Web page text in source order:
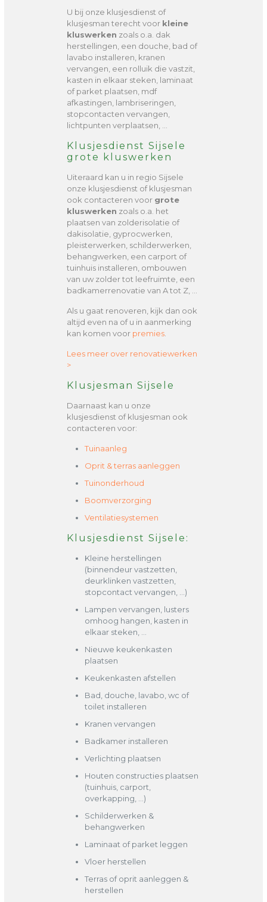
U bij onze klusjesdienst of
klusjesman terecht voor kleine
kluswerken zoals o.a. dak
herstellingen, een douche, bad of
lavabo installeren, kranen
vervangen, een rolluik die vastzit,
kasten in elkaar steken, laminaat
of parket plaatsen, mdf
afkastingen, lambriseringen,
stopcontacten vervangen,
lichtpunten verplaatsen, …
Klusjesdienst Sijsele
grote kluswerken
Uiteraard kan u in regio Sijsele
onze klusjesdienst of klusjesman
ook contacteren voor grote
kluswerken zoals o.a. het
plaatsen van zolderisolatie of
dakisolatie, gyprocwerken,
pleisterwerken, schilderwerken,
behangwerken, een carport of
tuinhuis installeren, ombouwen
van uw zolder tot leefruimte, een
badkamerrenovatie van A tot Z, …
Als u gaat renoveren, kijk dan ook
altijd even na of u in aanmerking
kan komen voor premies.
Lees meer over renovatiewerken
>
Klusjesman Sijsele
Daarnaast kan u onze
klusjesdienst of klusjesman ook
contacteren voor:
Tuinaanleg
Oprit & terras aanleggen
Tuinonderhoud
Boomverzorging
Ventilatiesystemen
Klusjesdienst Sijsele:
Kleine herstellingen
(binnendeur vastzetten,
deurklinken vastzetten,
stopcontact vervangen, …)
Lampen vervangen, lusters
omhoog hangen, kasten in
elkaar steken, …
Nieuwe keukenkasten
plaatsen
Keukenkasten afstellen
Bad, douche, lavabo, wc of
toilet installeren
Kranen vervangen
Badkamer installeren
Verlichting plaatsen
Houten constructies plaatsen
(tuinhuis, carport,
overkapping, …)
Schilderwerken &
behangwerken
Laminaat of parket leggen
Vloer herstellen
Terras of oprit aanleggen &
herstellen